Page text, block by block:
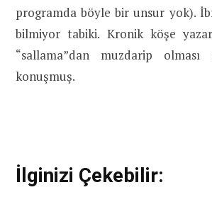
programda böyle bir unsur yok).
bilmiyor tabiki. Kronik köşe
“sallama”dan muzdarip
konuşmuş.
İlginizi Çekebilir: